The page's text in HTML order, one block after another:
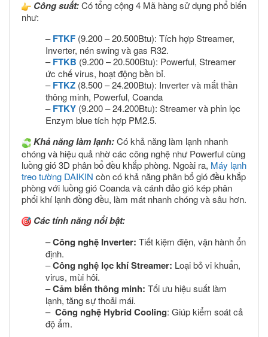
Công suất:Có tổng cộng 4 Mã hàng sử dụng phổ biến
như:
–FTKF (9.200 – 20.500Btu): Tích hợp Streamer,
Inverter, nén swing và gas R32.
–FTKB (9.200 – 20.500Btu): Powerful, Streamer
ức chế virus, hoạt động bền bỉ.
–FTKZ (8.500 – 24.200Btu): Inverter và mắt thần
thông minh, Powerful, Coanda
–FTKY (9.200 – 24.200Btu): Streamer và phin lọc
Enzym blue tích hợp PM2.5.
Khả năng làm lạnh:Có khả năng làm lạnh nhanh
chóng và hiệu quả nhờ các công nghệ như Powerful cùng
luồng gió 3D phân bổ đều khắp phòng. Ngoài ra, Máy lạnh
treo tường DAIKIN còn có khả năng phân bổ gió đều khắp
phòng với luồng gió Coanda và cánh đảo gió kép phân
phối khí lạnh đồng đều, làm mát nhanh chóng và sâu hơn.
Các tính năng nổi bật:
–Công nghệ Inverter: Tiết kiệm điện, vận hành ổn
định.
–Công nghệ lọc khí Streamer: Loại bỏ vi khuẩn,
virus, mùi hôi.
–Cảm biến thông minh: Tối ưu hiệu suất làm
lạnh, tăng sự thoải mái.
– Công nghệ Hybrid Cooling: Giúp kiểm soát cả
độ ẩm.